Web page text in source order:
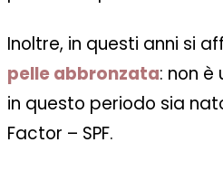
Inoltre, in questi anni si
pelle abbronzata: non
in questo periodo sia
Factor – SPF.